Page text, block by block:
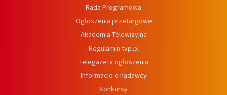
Rada Programowa
Ogłoszenia przetargowe
Akademia Telewizyjna
Regulamin tvp.pl
Telegazeta ogłoszenia
Informacje o nadawcy
Konkursy